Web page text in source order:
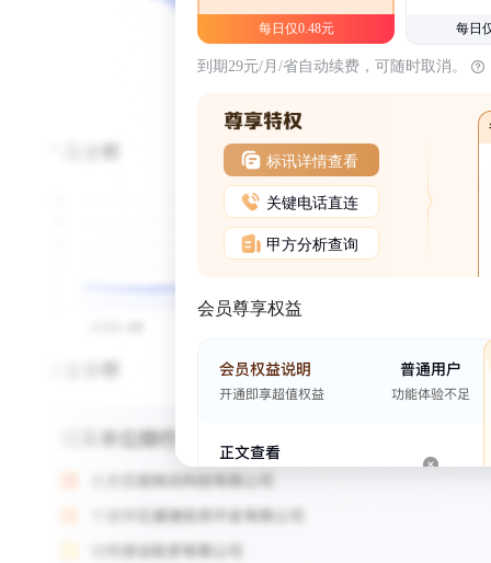
每日仅0.48元 每日
到期29元/月/省自动续费，可随时取消。
标讯详情查看
关键电话直连
甲方分析查询
会员尊享权益